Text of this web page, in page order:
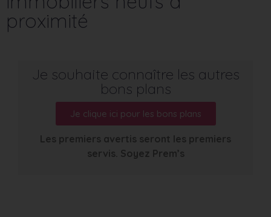
proximité
Je souhaite connaître les autres
bons plans
Je clique ici pour les bons plans
Les premiers avertis seront les premiers
servis. Soyez Prem’s